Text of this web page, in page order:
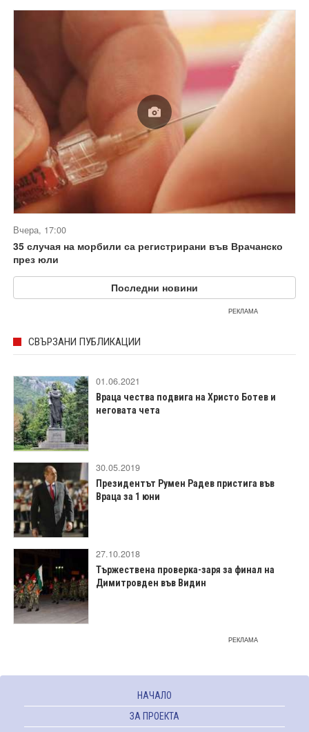
Вчера, 17:00
35 случая на морбили са регистрирани във Врачанско
през юли
Последни новини
РЕКЛАМА
СВЪРЗАНИ ПУБЛИКАЦИИ
01.06.2021
Враца чества подвига на Христо Ботев и
неговата чета
30.05.2019
Президентът Румен Радев пристига във
Враца за 1 юни
27.10.2018
Тържествена проверка-заря за финал на
Димитровден във Видин
РЕКЛАМА
НАЧАЛО
ЗА ПРОЕКТА